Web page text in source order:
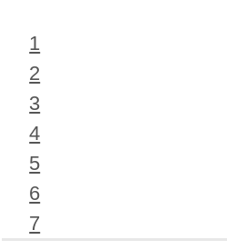
1
2
3
4
5
6
7